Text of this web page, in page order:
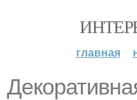
главная